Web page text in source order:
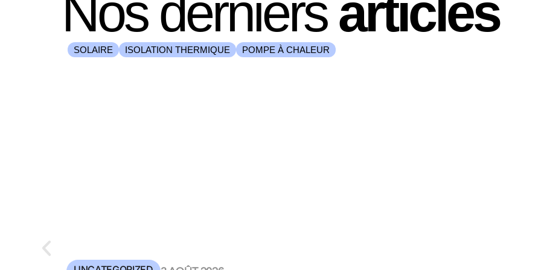
Nos derniersarticles
SOLAIRE ISOLATION THERMIQUE POMPE À CHALEUR